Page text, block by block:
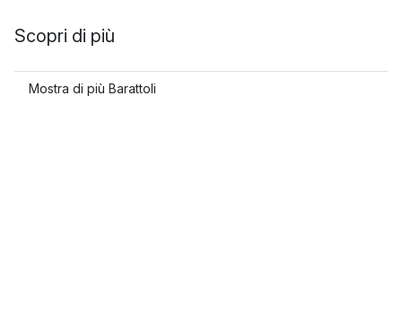
Scopri di più
Mostra di più Barattoli